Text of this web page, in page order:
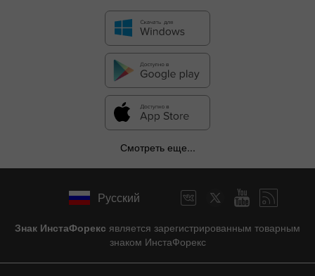
Смотреть еще...
Русский
Знак ИнстаФорекс является зарегистрированным товарным
знаком ИнстаФорекс